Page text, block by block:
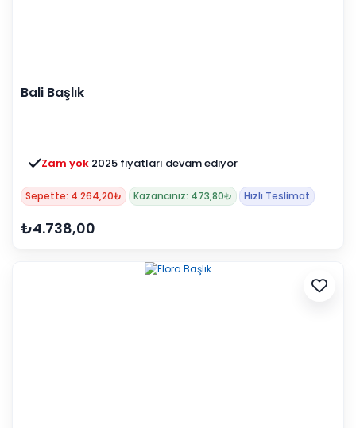
Bali Başlık
Zam yok 2025 fiyatları devam ediyor
Sepette: 4.264,20₺ Kazancınız: 473,80₺ Hızlı Teslimat
₺4.738,00